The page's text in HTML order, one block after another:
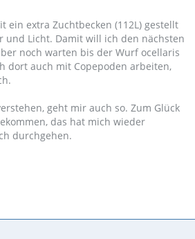
ein extra Zuchtbecken (112L) gestellt
und Licht. Damit will ich den nächsten
noch warten bis der Wurf ocellaris
dort auch mit Copepoden arbeiten,
geht mir auch so. Zum Glück
das hat mich wieder
durchgehen.